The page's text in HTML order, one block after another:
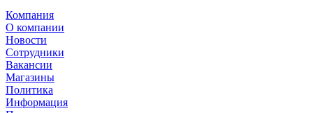
Компания
О компании
Новости
Сотрудники
Вакансии
Магазины
Политика
Информация